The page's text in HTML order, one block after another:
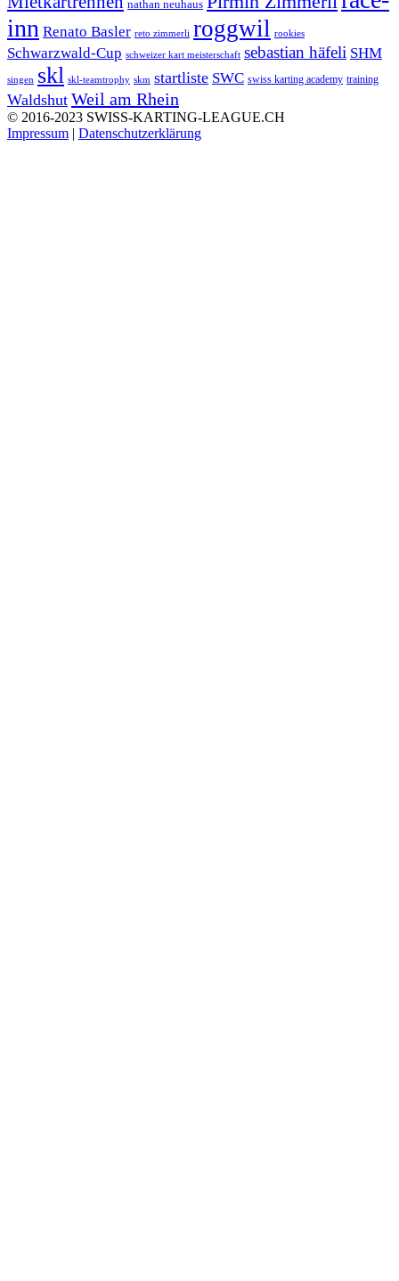
nathan neuhaus
inn Renato Basler reto zimmerli roggwil rookies
Schwarzwald-Cup schweizer kart meisterschaft sebastian häfeli SHM
singen skl skl-teamtrophy skm startliste SWC swiss karting academy training
Waldshut Weil am Rhein
© 2016-2023 SWISS-KARTING-LEAGUE.CH
Impressum | Datenschutzerklärung